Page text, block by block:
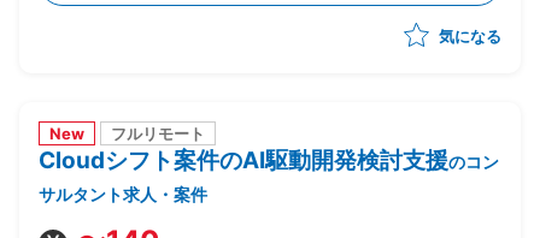
-各種ドキュメントの作成
気になる
New フルリモート
Cloudシフト案件のAI駆動開発検討支援のコン
サルタント求人・案件